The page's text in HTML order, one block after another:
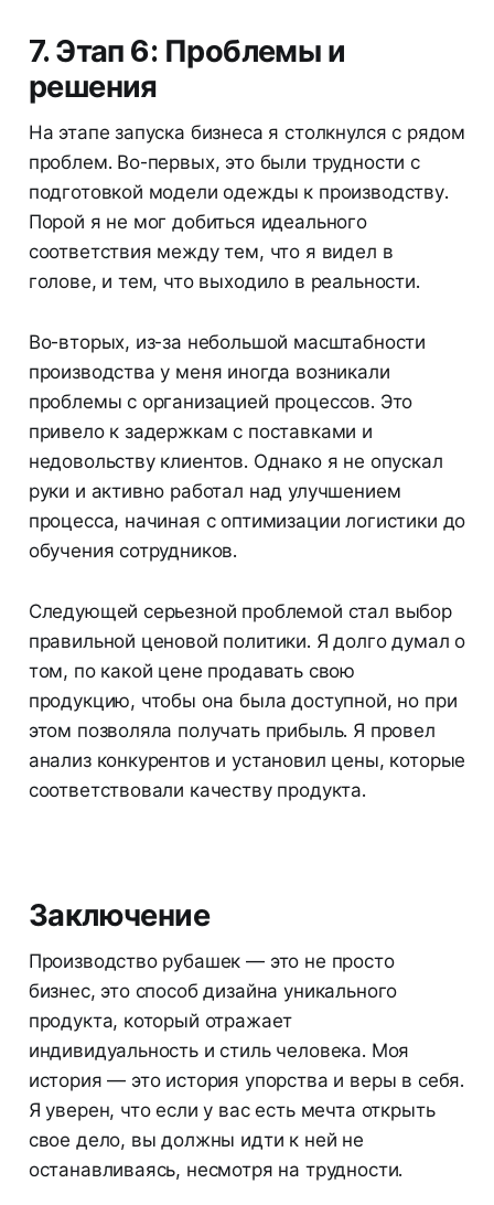
7. Этап 6: Проблемы и
решения
На этапе запуска бизнеса я столкнулся с рядом
проблем. Во-первых, это были трудности с
подготовкой модели одежды к производству.
Порой я не мог добиться идеального
соответствия между тем, что я видел в
голове, и тем, что выходило в реальности.
Во-вторых, из-за небольшой масштабности
производства у меня иногда возникали
проблемы с организацией процессов. Это
привело к задержкам с поставками и
недовольству клиентов. Однако я не опускал
руки и активно работал над улучшением
процесса, начиная с оптимизации логистики до
обучения сотрудников.
Следующей серьезной проблемой стал выбор
правильной ценовой политики. Я долго думал о
том, по какой цене продавать свою
продукцию, чтобы она была доступной, но при
этом позволяла получать прибыль. Я провел
анализ конкурентов и установил цены, которые
соответствовали качеству продукта.
Заключение
Производство рубашек — это не просто
бизнес, это способ дизайна уникального
продукта, который отражает
индивидуальность и стиль человека. Моя
история — это история упорства и веры в себя.
Я уверен, что если у вас есть мечта открыть
свое дело, вы должны идти к ней не
останавливаясь, несмотря на трудности.